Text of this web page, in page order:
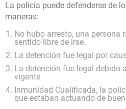
La policía puede defenderse de
maneras:
No hubo arresto, una persona
sentido libre de irse.
La detención fue legal por
La detención fue legal debido
vigente
Inmunidad Cualificada, la
que estaban actuando de